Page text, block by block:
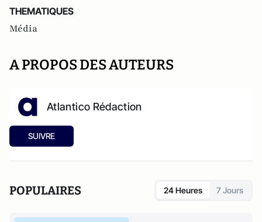
THEMATIQUES
Média
A PROPOS DES AUTEURS
Atlantico Rédaction
SUIVRE
POPULAIRES 24 Heures 7 Jours